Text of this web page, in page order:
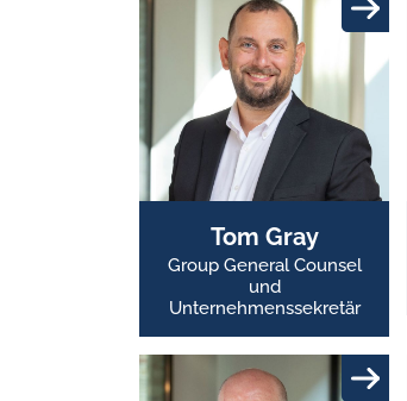
Tom Gray
Group General Counsel
und
Unternehmenssekretär